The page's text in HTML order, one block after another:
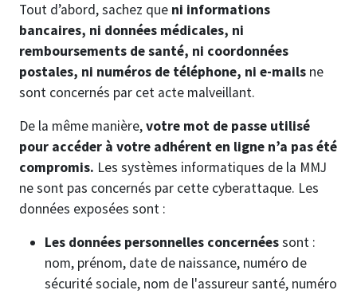
Tout d’abord, sachez que ni informations
bancaires, ni données médicales, ni
remboursements de santé, ni coordonnées
postales, ni numéros de téléphone, ni e-mails ne
sont concernés par cet acte malveillant.
De la même manière,votre mot de passe utilisé
pour accéder à votre adhérent en ligne n’a pas été
compromis. Les systèmes informatiques de la MMJ
ne sont pas concernés par cette cyberattaque. Les
données exposées sont :
Les données personnelles concernéessont :
nom, prénom, date de naissance, numéro de
sécurité sociale, nom de l'assureur santé, numéro